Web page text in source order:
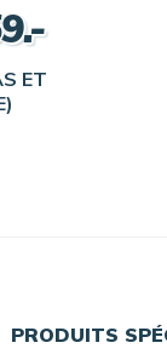
ET
PRODUITS